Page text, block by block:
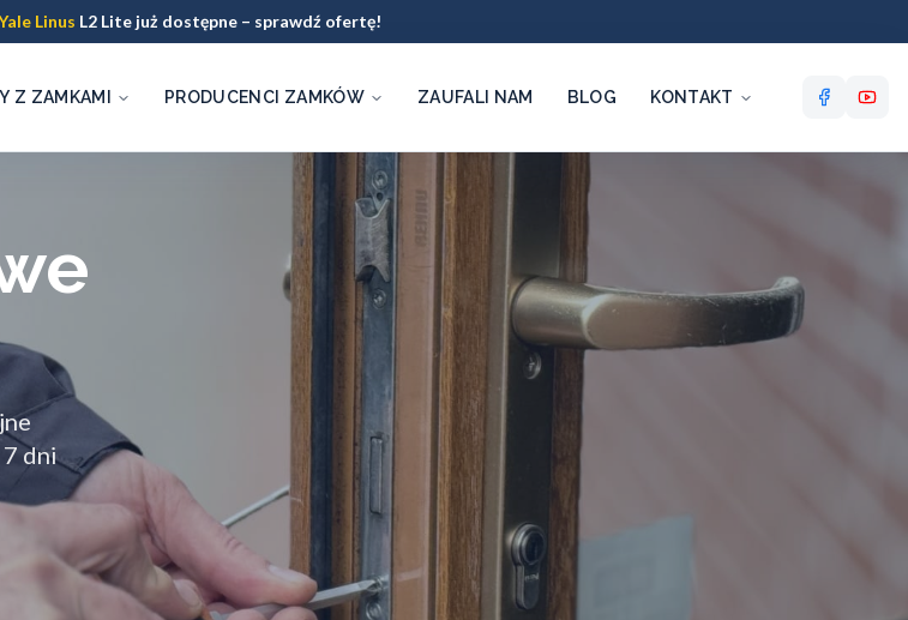
Linus L2 Lite już dostępne – sprawdź ofertę!
Z ZAMKAMI PRODUCENCI ZAMKÓW ZAUFALI NAM BLOG KONTAKT
7 dni